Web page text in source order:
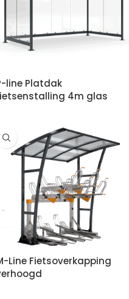
TOE
line Platdak
4m glas
Line Fietsoverkapping